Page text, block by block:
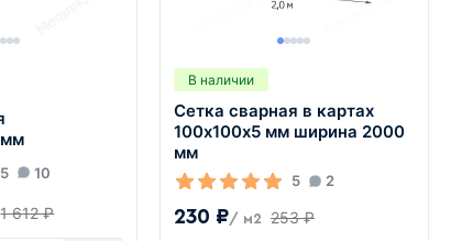
5 10
1 612 ₽
В наличии
Сетка сварная в картах
100х100х5 мм ширина 2000
мм
5 2
230 ₽/ м2 253 ₽